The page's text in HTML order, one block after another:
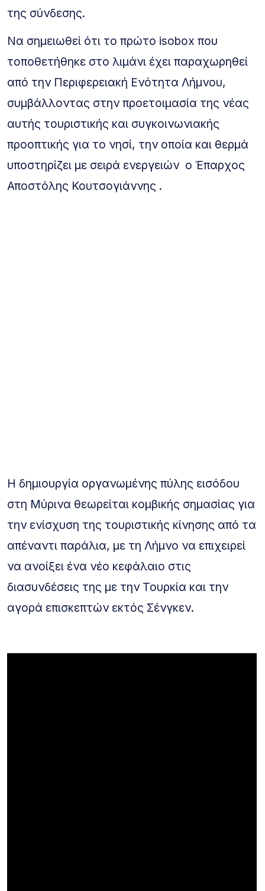
της σύνδεσης.
Να σημειωθεί ότι το πρώτο isobox που
τοποθετήθηκε στο λιμάνι έχει παραχωρηθεί
από την Περιφερειακή Ενότητα Λήμνου,
συμβάλλοντας στην προετοιμασία της νέας
αυτής τουριστικής και συγκοινωνιακής
προοπτικής για το νησί, την οποία και θερμά
υποστηρίζει με σειρά ενεργειών ο Έπαρχος
Αποστόλης Κουτσογιάννης .
Η δημιουργία οργανωμένης πύλης εισόδου
στη Μύρινα θεωρείται κομβικής σημασίας για
την ενίσχυση της τουριστικής κίνησης από τα
απέναντι παράλια, με τη Λήμνο να επιχειρεί
να ανοίξει ένα νέο κεφάλαιο στις
διασυνδέσεις της με την Τουρκία και την
αγορά επισκεπτών εκτός Σένγκεν.